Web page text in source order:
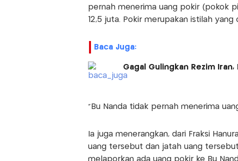
pernah menerima uang pokir (pokok
12,5 juta. Pokir merupakan istilah
Baca Juga:
Gagal Gulingkan Rezim
“Bu Nanda tidak pernah menerima
Ia juga menerangkan, dari Fraksi
uang tersebut dan jatah uang
melaporkan ada uang pokir ke Bu